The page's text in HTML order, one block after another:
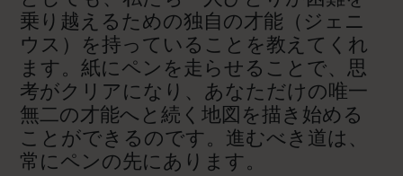
乗り越えるための独自の才能（ジェニ
ウス）を持っていることを教えてくれ
ます。紙にペンを走らせることで、思
考がクリアになり、あなただけの唯一
無二の才能へと続く地図を描き始める
ことができるのです。進むべき道は、
常にペンの先にあります。